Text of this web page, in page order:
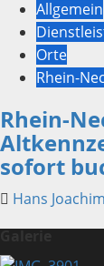
Allgemein
Orte
Rhein-
Rhein-
sofort
Hans